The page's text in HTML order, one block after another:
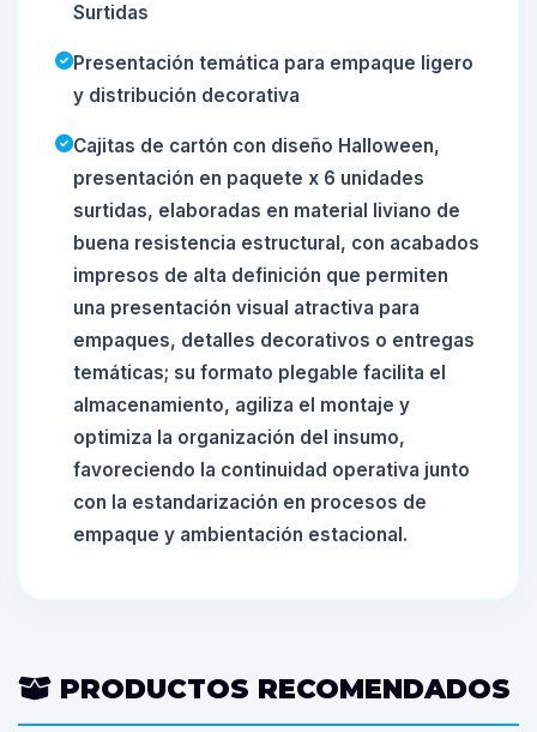
Surtidas
Presentación temática para empaque ligero
y distribución decorativa
Cajitas de cartón con diseño Halloween,
presentación en paquete x 6 unidades
surtidas, elaboradas en material liviano de
buena resistencia estructural, con acabados
impresos de alta definición que permiten
una presentación visual atractiva para
empaques, detalles decorativos o entregas
temáticas; su formato plegable facilita el
almacenamiento, agiliza el montaje y
optimiza la organización del insumo,
favoreciendo la continuidad operativa junto
con la estandarización en procesos de
empaque y ambientación estacional.
PRODUCTOS RECOMENDADOS